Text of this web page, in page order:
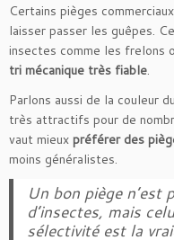
Certains pièges
laisser passer les guêpes.
insectes comme les frelons
tri mécanique très fiable.
Parlons aussi de la couleur
très attractifs pour de
vaut mieux préférer des
moins généralistes.
Un bon piège n’est
d’insectes, mais
sélectivité est la